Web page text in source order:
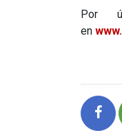
Por
en